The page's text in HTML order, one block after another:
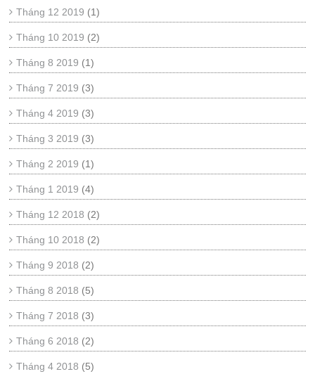
Tháng 12 2019 (1)
Tháng 10 2019 (2)
Tháng 8 2019 (1)
Tháng 7 2019 (3)
Tháng 4 2019 (3)
Tháng 3 2019 (3)
Tháng 2 2019 (1)
Tháng 1 2019 (4)
Tháng 12 2018 (2)
Tháng 10 2018 (2)
Tháng 9 2018 (2)
Tháng 8 2018 (5)
Tháng 7 2018 (3)
Tháng 6 2018 (2)
Tháng 4 2018 (5)